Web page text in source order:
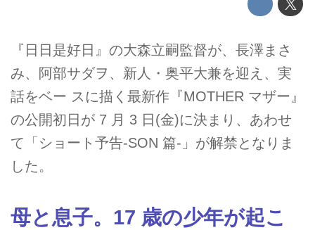
『日日是好日』の大森立嗣監督が、長澤まさ
み、阿部サダヲ、新人・奥平大兼を迎え、実
話をベー スに描く最新作『MOTHER マザー』
の公開初日が 7 月 3 日(金)に決まり、あわせ
て「ショート予告-SON 篇-」が解禁となりま
した。
母と息子。17 歳の少年が起こ